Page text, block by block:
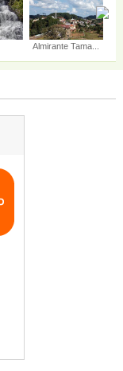
Água Santa